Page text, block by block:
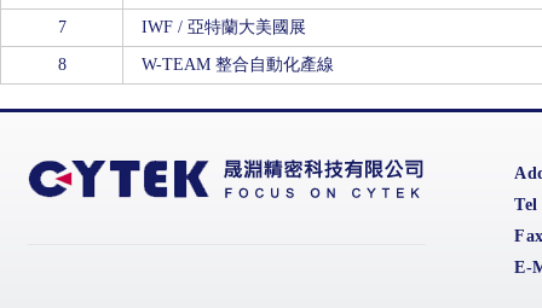
7 IWF / 亞特蘭大美國展
8 W-TEAM 整合自動化產線
Tel
E-